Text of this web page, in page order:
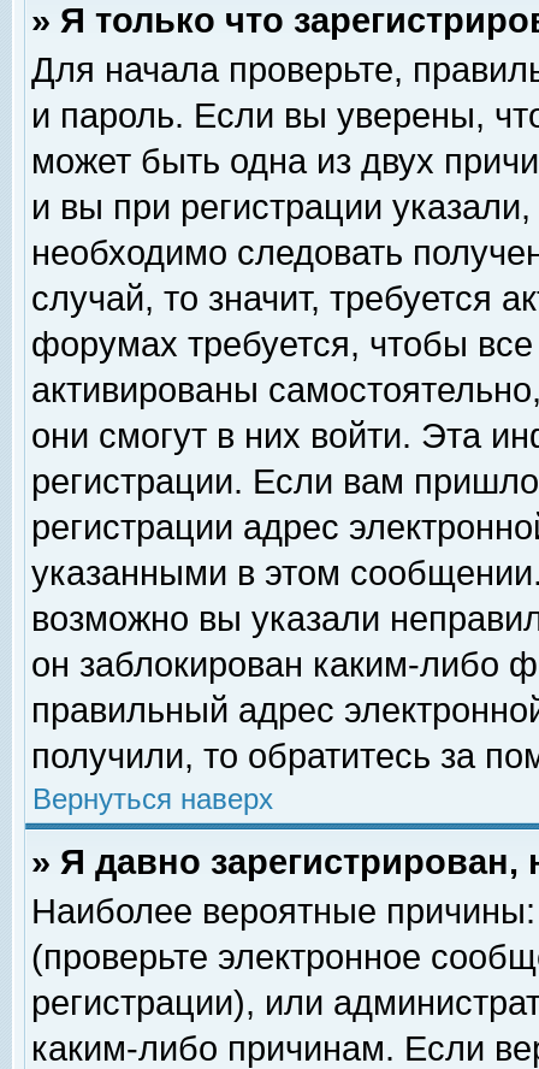
» Я только что
Для начала проверьте,
и пароль. Если вы уверены,
может быть одна из двух
и вы при регистрации
необходимо следовать
случай, то значит, требуется
форумах требуется, чтобы
активированы
они смогут в них войти. Эта
регистрации. Если вам
регистрации адрес
указанными в этом
возможно вы указали
он заблокирован каким-либо
правильный адрес
получили, то обратитесь за
Вернуться наверх
» Я давно
Наиболее вероятные
(проверьте электронное
регистрации), или
каким-либо причинам. Если